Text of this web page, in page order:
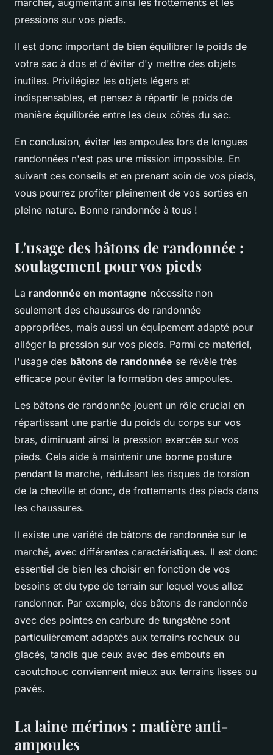
marcher, augmentant ainsi les frottements et les
pressions sur vos pieds.
Il est donc important de bien équilibrer le poids de
votre sac à dos et d'éviter d'y mettre des objets
inutiles. Privilégiez les objets légers et
indispensables, et pensez à répartir le poids de
manière équilibrée entre les deux côtés du sac.
En conclusion, éviter les ampoules lors de longues
randonnées n'est pas une mission impossible. En
suivant ces conseils et en prenant soin de vos pieds,
vous pourrez profiter pleinement de vos sorties en
pleine nature. Bonne randonnée à tous !
L'usage des bâtons de randonnée :
soulagement pour vos pieds
La randonnée en montagne nécessite non
seulement des chaussures de randonnée
appropriées, mais aussi un équipement adapté pour
alléger la pression sur vos pieds. Parmi ce matériel,
l'usage des bâtons de randonnée se révèle très
efficace pour éviter la formation des ampoules.
Les bâtons de randonnée jouent un rôle crucial en
répartissant une partie du poids du corps sur vos
bras, diminuant ainsi la pression exercée sur vos
pieds. Cela aide à maintenir une bonne posture
pendant la marche, réduisant les risques de torsion
de la cheville et donc, de frottements des pieds dans
les chaussures.
Il existe une variété de bâtons de randonnée sur le
marché, avec différentes caractéristiques. Il est donc
essentiel de bien les choisir en fonction de vos
besoins et du type de terrain sur lequel vous allez
randonner. Par exemple, des bâtons de randonnée
avec des pointes en carbure de tungstène sont
particulièrement adaptés aux terrains rocheux ou
glacés, tandis que ceux avec des embouts en
caoutchouc conviennent mieux aux terrains lisses ou
pavés.
La laine mérinos : matière anti-
ampoules